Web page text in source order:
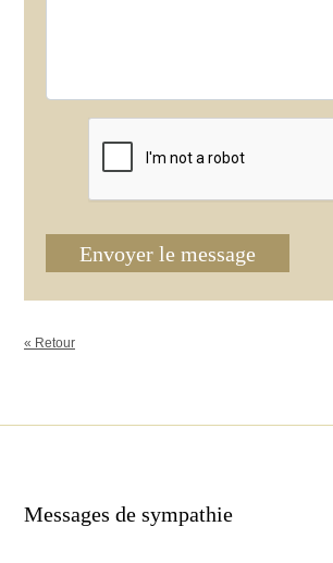
Envoyer le message
« Retour
Messages de sympathie